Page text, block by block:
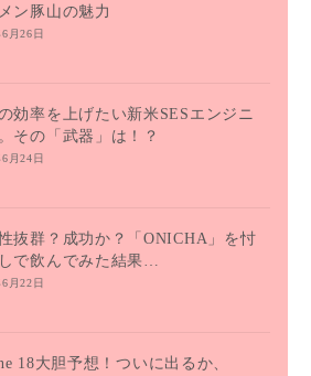
ン豚山の魅力
月26日
効率を上げたい新米SESエンジニ
その「武器」は！？
月24日
抜群？成功か？「ONICHA」を忖
で飲んでみた結果…
月22日
18大胆予想！ついに出るか、